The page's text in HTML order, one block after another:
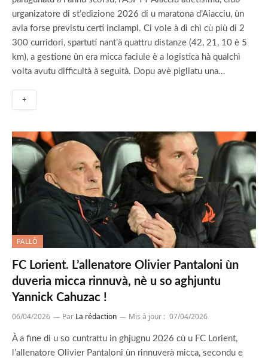
urganizatore di st’edizione 2026 di u maratona d’Aiacciu, ùn
avia forse previstu certi inciampi. Ci vole à dì chì cù più di 2
300 curridori, spartuti nant’à quattru distanze (42, 21, 10 è 5
km), a gestione ùn era micca faciule è a logistica hà qualchì
volta avutu difficultà à seguità. Dopu avè pigliatu una…
+
PALLÒ
FC Lorient. L’allenatore Olivier Pantaloni ùn
duveria micca rinnuvà, nè u so aghjuntu
Yannick Cahuzac !
06/04/2026 Par La rédaction Mis à jour : 07/04/2026
À a fine di u so cuntrattu in ghjugnu 2026 cù u FC Lorient,
l’allenatore Olivier Pantaloni ùn rinnuverà micca, secondu e